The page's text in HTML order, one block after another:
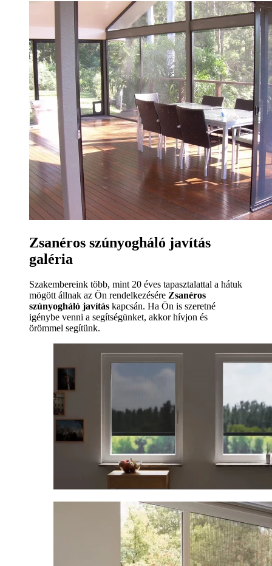
Zsanéros szúnyogháló javítás
galéria
Szakembereink több, mint 20 éves tapasztalattal a hátuk
mögött állnak az Ön rendelkezésére Zsanéros
szúnyogháló javítás kapcsán. Ha Ön is szeretné
igénybe venni a segítségünket, akkor hívjon és
örömmel segítünk.